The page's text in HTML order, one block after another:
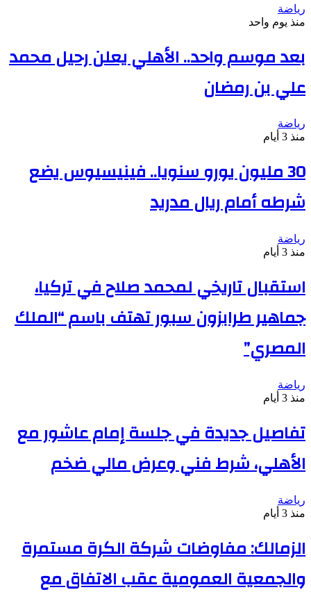
رياضة
منذ يوم واحد
بعد موسم واحد.. الأهلي يعلن رحيل محمد
علي بن رمضان
رياضة
منذ 3 أيام
30 مليون يورو سنويا.. فينيسيوس يضع
شرطه أمام ريال مدريد
رياضة
منذ 3 أيام
استقبال تاريخي لمحمد صلاح في تركيا،
جماهير طرابزون سبور تهتف باسم “الملك
المصري”
رياضة
منذ 3 أيام
تفاصيل جديدة في جلسة إمام عاشور مع
الأهلي، شرط فني وعرض مالي ضخم
رياضة
منذ 3 أيام
الزمالك: مفاوضات شركة الكرة مستمرة
والجمعية العمومية عقب الاتفاق مع